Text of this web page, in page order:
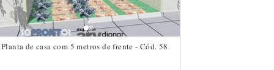
Planta de casa com 5 metros de frente - Cód. 58